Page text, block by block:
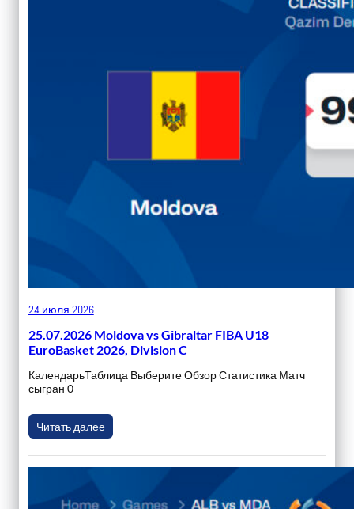
24 июля 2026
25.07.2026 Moldova vs Gibraltar FIBA U18
EuroBasket 2026, Division C
КалендарьТаблица Выберите Обзор Статистика Матч
сыгран 0
Читать далее